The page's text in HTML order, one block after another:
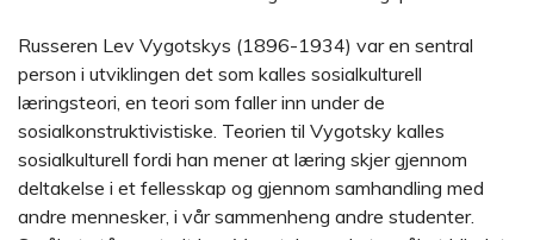
Russeren Lev Vygotskys (1896-1934) var en sentral
person i utviklingen det som kalles sosialkulturell
læringsteori, en teori som faller inn under de
sosialkonstruktivistiske. Teorien til Vygotsky kalles
sosialkulturell fordi han mener at læring skjer gjennom
deltakelse i et fellesskap og gjennom samhandling med
andre mennesker, i vår sammenheng andre studenter.